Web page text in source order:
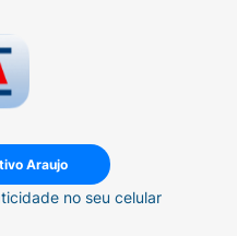
Araujo
no seu celular